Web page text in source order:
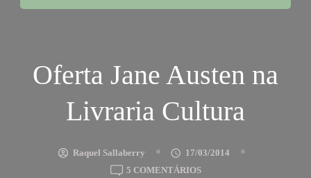
Oferta Jane Austen na
Livraria Cultura
Raquel Sallaberry
17/03/2014
5 COMENTÁRIOSEM